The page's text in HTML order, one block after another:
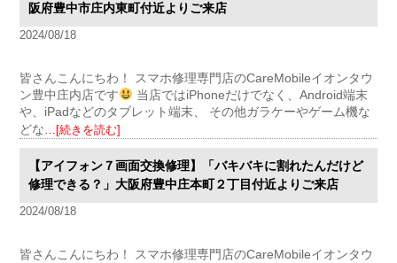
阪府豊中市庄内東町付近よりご来店
2024/08/18
皆さんこんにちわ！ スマホ修理専門店のCareMobileイオンタウ
ン豊中庄内店です
当店ではiPhoneだけでなく、Android端末
や、iPadなどのタブレット端末、 その他ガラケーやゲーム機な
どな…[続きを読む]
【アイフォン７画面交換修理】「バキバキに割れたんだけど
修理できる？」大阪府豊中庄本町２丁目付近よりご来店
2024/08/18
皆さんこんにちわ！ スマホ修理専門店のCareMobileイオンタウ